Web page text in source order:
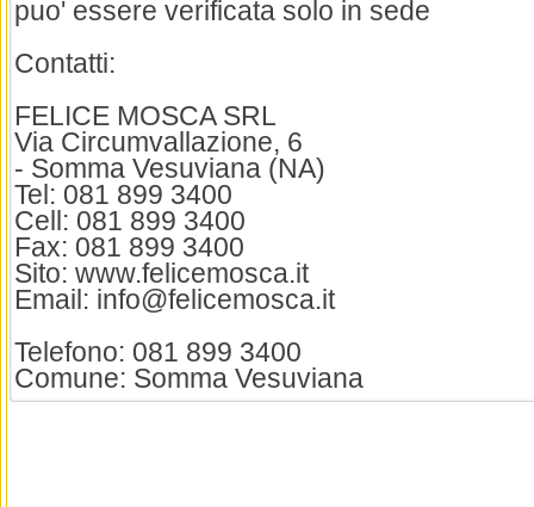
puo' essere verificata solo in sede
Contatti:
FELICE MOSCA SRL
Via Circumvallazione, 6
- Somma Vesuviana (NA)
Tel: 081 899 3400
Cell: 081 899 3400
Fax: 081 899 3400
Sito: www.felicemosca.it
Email: info@felicemosca.it
Telefono: 081 899 3400
Comune: Somma Vesuviana